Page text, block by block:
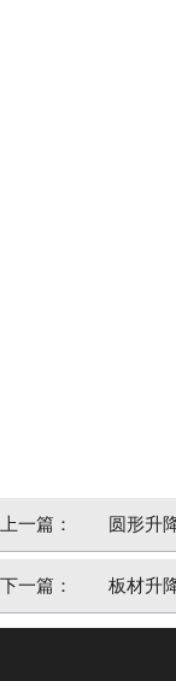
上一篇： 圆形升
下一篇： 板材升